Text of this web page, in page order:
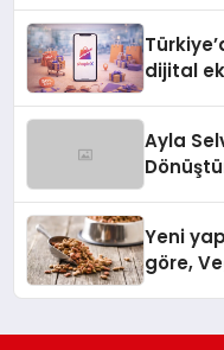
dijital
Ayla
Yeni
göre,